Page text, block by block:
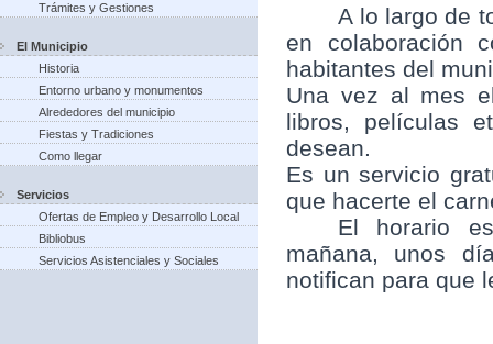
Trámites y Gestiones
El Municipio
Historia
Entorno urbano y monumentos
Alrededores del municipio
Fiestas y Tradiciones
Como llegar
Servicios
Ofertas de Empleo y Desarrollo Local
Bibliobus
Servicios Asistenciales y Sociales
A lo largo de
en colaboración
habitantes del
Una vez al mes
libros, películas
desean.
Es un servicio
que hacerte el
El horario
mañana, unos
notifican para que